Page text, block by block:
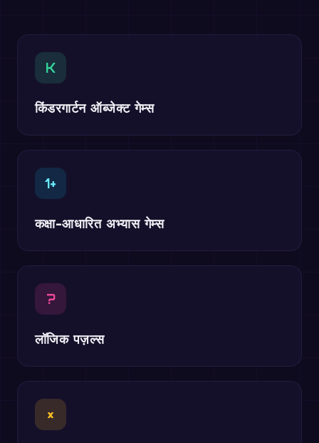
K
किंडरगार्टन ऑब्जेक्ट गेम्स
1+
कक्षा-आधारित अभ्यास गेम्स
?
लॉजिक पज़ल्स
×